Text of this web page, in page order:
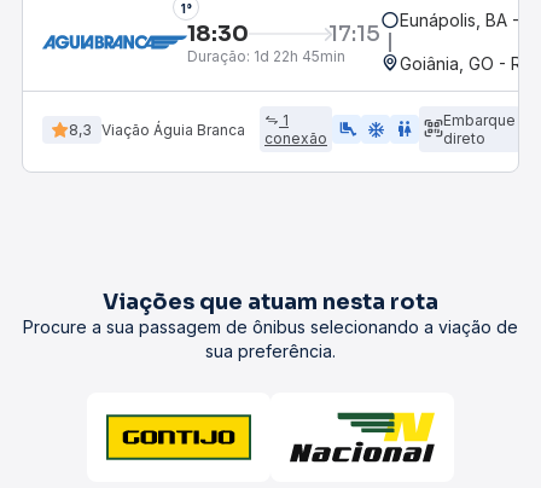
1°
18:30 17:15
Duração: 1d 22h 45min
Eunápolis, BA -
Goiânia, GO -
8,3 Viação Águia Branca
1
conexão
airline_seat_legroom_extra ac_unit WC
Embarque
direto
Viações que atuam nesta rota
Procure a sua passagem de ônibus selecionando a viação de
sua preferência.